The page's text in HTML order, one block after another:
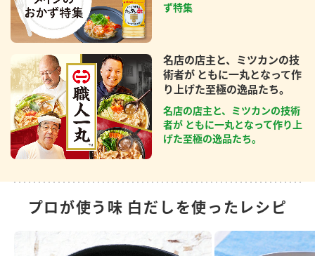
ず特集
名店の店主と、ミツカンの技
術者が ともに一丸となって作
り上げた至極の逸品たち。
名店の店主と、ミツカンの技術
者が ともに一丸となって作り上
げた至極の逸品たち。
プロが使う味 白だしを使ったレシピ